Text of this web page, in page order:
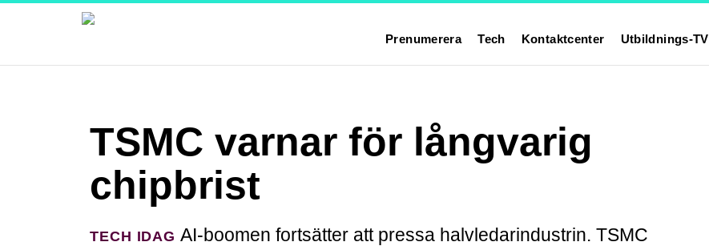
Prenumerera Tech Kontaktcenter Utbildnings-TV
TSMC varnar för långvarig
chipbrist
TECH IDAG AI-boomen fortsätter att pressa halvledarindustrin. TSMC